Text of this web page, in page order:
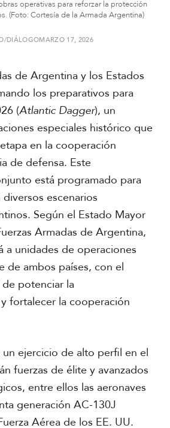
operativas para reforzar la protección
(Foto: Cortesía de la Armada Argentina)
DIÁLOGOMARZO 17, 2026
de Argentina y los Estados
los preparativos para
(Atlantic Dagger), un
especiales histórico que
en la cooperación
de defensa. Este
está programado para
escenarios
Según el Estado Mayor
Armadas de Argentina,
a unidades de operaciones
de ambos países, con el
potenciar la
fortalecer la cooperación
un ejercicio de alto perfil en el
fuerzas de élite y avanzados
entre ellos las aeronaves
generación AC-130J
Aérea de los EE. UU.